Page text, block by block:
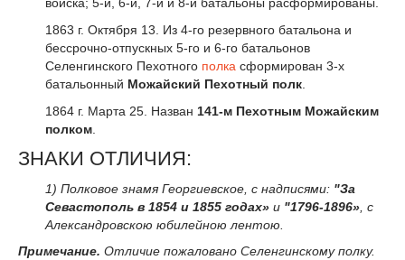
войска; 5-й, 6-й, 7-й и 8-й батальоны расформированы.
1863 г. Октября 13. Из 4-го резервного батальона и
бессрочно-отпускных 5-го и 6-го батальонов
Селенгинского Пехотного полка сформирован 3-х
батальонный Можайский Пехотный полк
1864 г. Марта 25. Назван 141-м Пехотным Можайским
полком
ЗНАКИ ОТЛИЧИЯ:
1) Полковое знамя Георгиевское, с надписями: "За
Севастополь в 1854 и 1855 годах» и "1796-1896» , с
Александровскою юбилейною лентою.
Примечание. Отличие пожаловано Селенгинскому полку.